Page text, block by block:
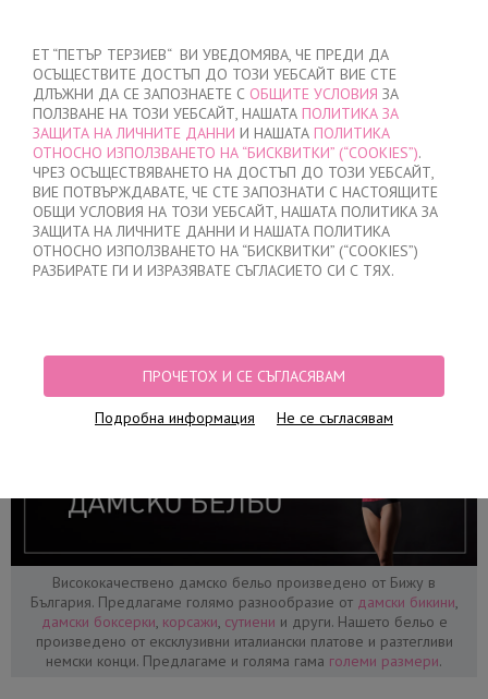
ET “ПЕТЪР ТЕРЗИЕВ“ ВИ УВЕДОМЯВА, ЧЕ ПРЕДИ ДА
ОСЪЩЕСТВИТЕ ДОСТЪП ДО ТОЗИ УЕБСАЙТ ВИЕ СТЕ
ДЛЪЖНИ ДА СЕ ЗАПОЗНАЕТЕ С ОБЩИТЕ УСЛОВИЯ ЗА
ПОЛЗВАНЕ НА ТОЗИ УЕБСАЙТ, НАШАТА ПОЛИТИКА ЗА
ЗАЩИТА НА ЛИЧНИТЕ ДАННИ И НАШАТА ПОЛИТИКА
ОТНОСНО ИЗПОЛЗВАНЕТО НА “БИСКВИТКИ” (“COOKIES”).
ЧРЕЗ ОСЪЩЕСТВЯВАНЕТО НА ДОСТЪП ДО ТОЗИ УЕБСАЙТ,
ВИЕ ПОТВЪРЖДАВАТЕ, ЧЕ СТЕ ЗАПОЗНАТИ С НАСТОЯЩИТЕ
ОБЩИ УСЛОВИЯ НА ТОЗИ УЕБСАЙТ, НАШАТА ПОЛИТИКА ЗА
ЗАЩИТА НА ЛИЧНИТЕ ДАННИ И НАШАТА ПОЛИТИКА
ОТНОСНО ИЗПОЛЗВАНЕТО НА “БИСКВИТКИ” (“COOKIES”)
РАЗБИРАТЕ ГИ И ИЗРАЗЯВАТЕ СЪГЛАСИЕТО СИ С ТЯХ.
ПРОЧЕТОХ И СЕ СЪГЛАСЯВАМ
Подробна информация Не се съгласявам
МОЯТА ПОРЪЧКА
няма добавени продукти
НАЧАЛО / ДАМСКО
ДАМСКО
Висококачествено дамско бельо произведено от Бижу в
България. Предлагаме голямо разнообразие от дамски бикини,
дамски боксерки, корсажи, сутиени и други. Нaшето бельо е
произведено от ексклузивни италиански платове и разтегливи
немски конци. Предлагаме и голяма гама големи размери.